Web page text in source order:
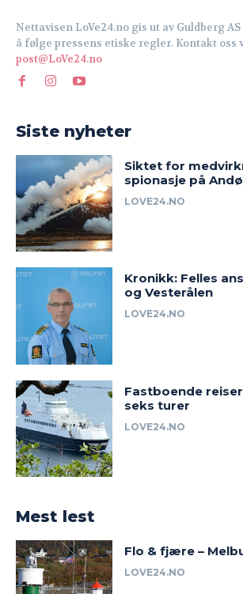
Nettavisen LoVe24.no gis ut av Guldberg
å følge pressens etiske regler. Kontakt oss
post@LoVe24.no
Siste nyheter
Siktet for
spionasje på
LOVE24.NO
Kronikk: Felles
og Vesterålen
LOVE24.NO
Fastboende
seks turer
LOVE24.NO
Mest lest
Flo & fjære –
LOVE24.NO